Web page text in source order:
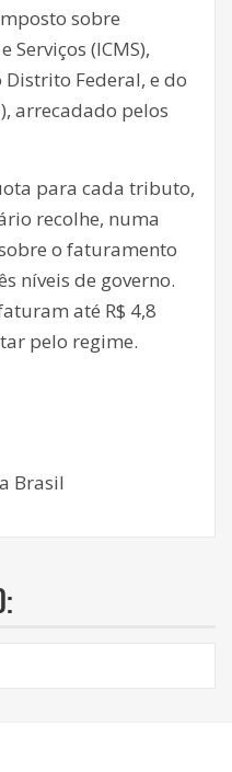
sobre
Serviços (ICMS),
Federal, e do
arrecadado pelos
para cada tributo,
recolhe, numa
o faturamento
níveis de governo.
até R$ 4,8
pelo regime.
Brasil